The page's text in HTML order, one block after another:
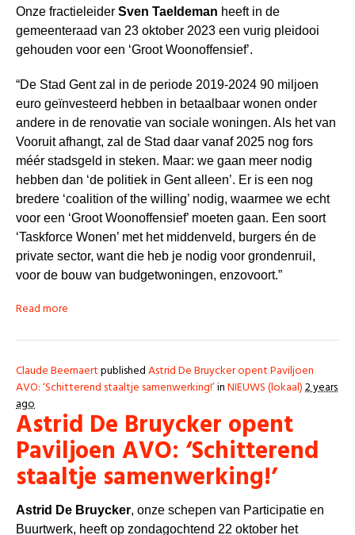
Onze fractieleider Sven Taeldeman heeft in de
gemeenteraad van 23 oktober 2023 een vurig pleidooi
gehouden voor een ‘Groot Woonoffensief’.
“De Stad Gent zal in de periode 2019-2024 90 miljoen
euro geïnvesteerd hebben in betaalbaar wonen onder
andere in de renovatie van sociale woningen. Als het van
Vooruit afhangt, zal de Stad daar vanaf 2025 nog fors
méér stadsgeld in steken. Maar: we gaan meer nodig
hebben dan ‘de politiek in Gent alleen’. Er is een nog
bredere ‘coalition of the willing’ nodig, waarmee we echt
voor een ‘Groot Woonoffensief’ moeten gaan. Een soort
‘Taskforce Wonen’ met het middenveld, burgers én de
private sector, want die heb je nodig voor grondenruil,
voor de bouw van budgetwoningen, enzovoort.”
Read more
Claude BeernaertpublishedAstrid De Bruycker opent Paviljoen
AVO: ‘Schitterend staaltje samenwerking!’inNIEUWS (lokaal)2 years
ago
Astrid De Bruycker opent
Paviljoen AVO: ‘Schitterend
staaltje samenwerking!’
Astrid De Bruycker, onze schepen van Participatie en
Buurtwerk, heeft op zondagochtend 22 oktober het